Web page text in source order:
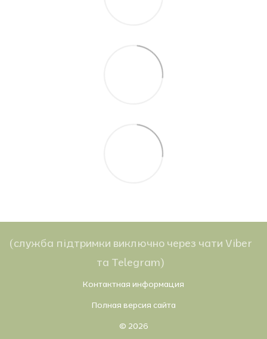
(служба підтримки виключно через чати Viber
та Telegram)
Контактная информация
Полная версия сайта
© 2026